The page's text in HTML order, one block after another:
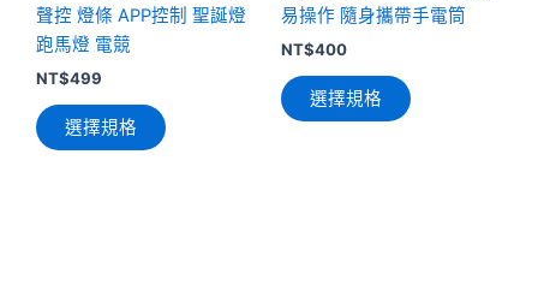
聲控 燈條 APP控制 聖誕燈
跑馬燈 電競
NT$499
選擇規格
品
擇
易操作 隨身攜帶手電筒
NT$400
選擇規格
品
選